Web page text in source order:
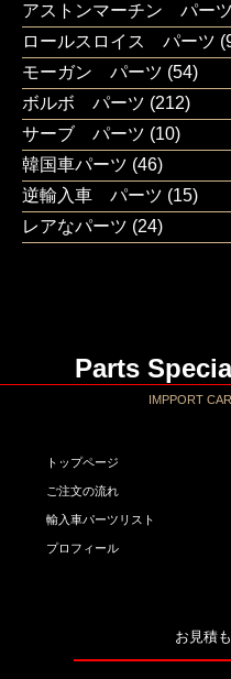
アストンマーチン パーツ
ロールスロイス パーツ
モーガン パーツ (54)
ボルボ パーツ (212)
サーブ パーツ (10)
韓国車パーツ (46)
逆輸入車 パーツ (15)
レアなパーツ (24)
Parts
IMPPORT
トップページ
ご注文の流れ
輸入車パーツリスト
プロフィール
お見積